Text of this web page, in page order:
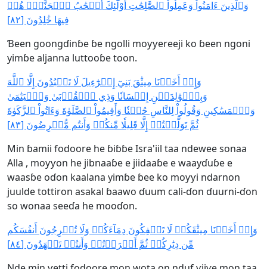
وَٱلَّذِينَ ءَامَنُواْ وَعَمِلُواْ ٱلصَّٰلِحَٰتِ أُوْلَٰٓئِكَ أَصۡحَٰبُ ٱلۡجَنَّةِۖ هُمۡ
فِيهَا خَٰلِدُونَ [٨٢]
Ɓeen goongɗinɓe ɓe ngolli moƴƴereeji ko ɓeen ngoni
yimɓe aljanna luttooɓe toon.
وَإِذۡ أَخَذۡنَا مِيثَٰقَ بَنِيٓ إِسۡرَٰٓءِيلَ لَا تَعۡبُدُونَ إِلَّا ٱللَّهَ
وَبِٱلۡوَٰلِدَيۡنِ إِحۡسَانٗا وَذِي ٱلۡقُرۡبَىٰ وَٱلۡيَتَٰمَىٰ
وَٱلۡمَسَٰكِينِ وَقُولُواْ لِلنَّاسِ حُسۡنٗا وَأَقِيمُواْ ٱلصَّلَوٰةَ وَءَاتُواْ ٱلزَّكَوٰةَ
ثُمَّ تَوَلَّيۡتُمۡ إِلَّا قَلِيلٗا مِّنكُمۡ وَأَنتُم مُّعۡرِضُونَ [٨٣]
Min ɓamii fodoore he ɓiɓɓe Isra'iil taa ndewee sonaa
Alla , moƴƴon he jibnaaɓe e jiidaaɓe e waayɗuɓe e
waasɓe oɗon kaalana yimɓe ɓee ko moƴƴi ndarnon
juulde tottiron asakal ɓaawo ɗuum cali-ɗon ɗuurni-ɗon
so wonaa seeɗa he mooɗon.
وَإِذۡ أَخَذۡنَا مِيثَٰقَكُمۡ لَا تَسۡفِكُونَ دِمَآءَكُمۡ وَلَا تُخۡرِجُونَ أَنفُسَكُم
مِّن دِيَٰرِكُمۡ ثُمَّ أَقۡرَرۡتُمۡ وَأَنتُمۡ تَشۡهَدُونَ [٨٤]